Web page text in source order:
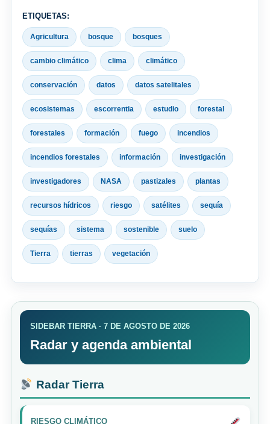
ETIQUETAS:
Agricultura bosque bosques
cambio climático clima climático
conservación datos datos satelitales
ecosistemas escorrentia estudio forestal
forestales formación fuego incendios
incendios forestales información investigación
investigadores NASA pastizales plantas
recursos hídricos riesgo satélites sequía
sequías sistema sostenible suelo
Tierra tierras vegetación
SIDEBAR TIERRA · 7 DE AGOSTO DE 2026
Radar y agenda ambiental
Radar Tierra
RIESGO CLIMÁTICO